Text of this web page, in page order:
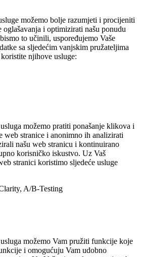
možemo bolje razumjeti i procijeniti
oglašavanja i optimizirati našu ponudu
to učinili, uspoređujemo Vaše
sa sljedećim vanjskim pružateljima
njihove usluge:
možemo pratiti ponašanje klikova i
web stranice i anonimno ih analizirati
našu web stranicu i kontinuirano
korisničko iskustvo. Uz Vaš
stranici koristimo sljedeće usluge
A/B-Testing
možemo Vam pružiti funkcije koje
i omogućuju Vam udobno